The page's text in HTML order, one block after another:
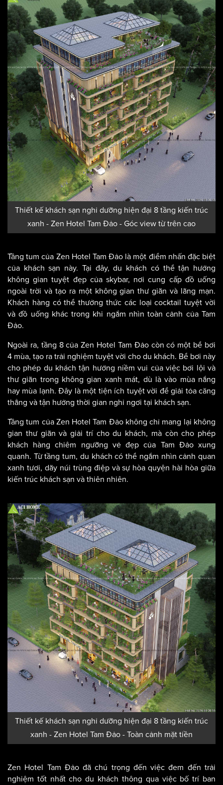
Thiết kế khách sạn nghỉ dưỡng hiện đại 8 tầng kiến trúc
xanh - Zen Hotel Tam Đảo - Góc view từ trên cao
Tầng tum của Zen Hotel Tam Đảo là một điểm nhấn đặc biệt
của khách sạn này. Tại đây, du khách có thể tận hưởng
không gian tuyệt đẹp của skybar, nơi cung cấp đồ uống
ngoài trời và tạo ra một không gian thư giãn và lãng mạn.
Khách hàng có thể thưởng thức các loại cocktail tuyệt vời
và đồ uống khác trong khi ngắm nhìn toàn cảnh của Tam
Đảo.
Ngoài ra, tầng 8 của Zen Hotel Tam Đảo còn có một bể bơi
4 mùa, tạo ra trải nghiệm tuyệt vời cho du khách. Bể bơi này
cho phép du khách tận hưởng niềm vui của việc bơi lội và
thư giãn trong không gian xanh mát, dù là vào mùa nắng
hay mùa lạnh. Đây là một tiện ích tuyệt vời để giải tỏa căng
thẳng và tận hưởng thời gian nghỉ ngơi tại khách sạn.
Tầng tum của Zen Hotel Tam Đảo không chỉ mang lại không
gian thư giãn và giải trí cho du khách, mà còn cho phép
khách hàng chiêm ngưỡng vẻ đẹp của Tam Đảo xung
quanh. Từ tầng tum, du khách có thể ngắm nhìn cảnh quan
xanh tươi, dãy núi trùng điệp và sự hòa quyện hài hòa giữa
kiến trúc khách sạn và thiên nhiên.
Thiết kế khách sạn nghỉ dưỡng hiện đại 8 tầng kiến trúc
xanh - Zen Hotel Tam Đảo - Toàn cảnh mặt tiền
Zen Hotel Tam Đảo đã chú trọng đến việc đem đến trải
nghiệm tốt nhất cho du khách thông qua việc bố trí ban